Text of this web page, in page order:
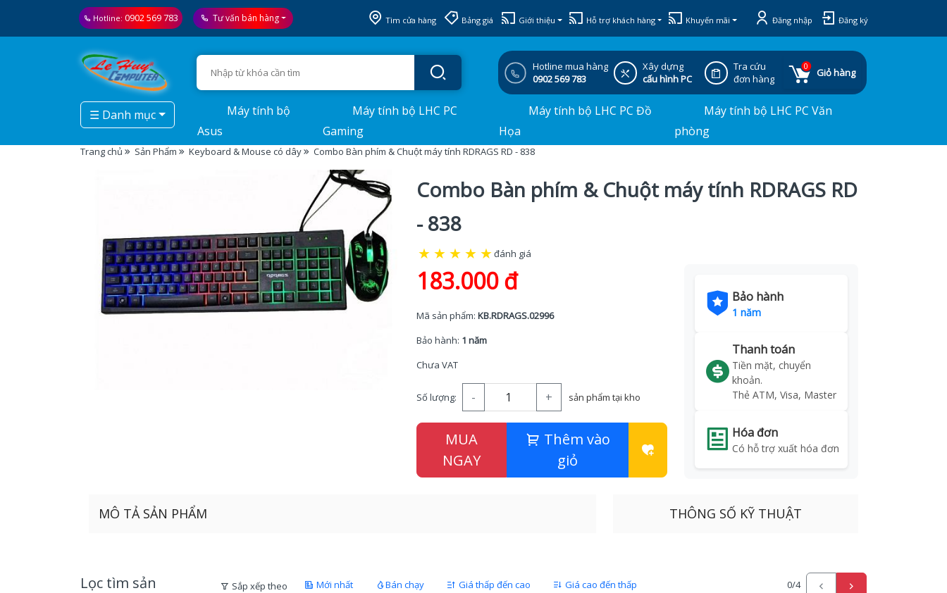
Hotline: 0902 569 783 Tư vấn bán hàng Tìm cửa hàng Bảng giá Giới thiệu Hỗ trợ khách hàng Khuyến mãi Đăng nhập Đăng ký
Hotline mua hàng
0902 569 783
Xây dựng
cấu hình PC
Tra cứu
đơn hàng
0
Giỏ hàng
☰ Danh mục
Máy tính bộ
Asus
Máy tính bộ LHC PC
Gaming
Máy tính bộ LHC PC Đồ
Họa
Máy tính bộ LHC PC Văn
phòng
Trang chủ Sản Phẩm Keyboard & Mouse có dây Combo Bàn phím & Chuột máy tính RDRAGS RD - 838
Combo Bàn phím & Chuột máy tính RDRAGS RD
- 838
★ ★ ★ ★ ★đánh giá
183.000 đ
Mã sản phẩm: KB.RDRAGS.02996
Bảo hành: 1 năm
Chưa VAT
Số lượng: - + sản phẩm tại kho
MUA
NGAY
Thêm vào
giỏ
Bảo hành
1 năm
Thanh toán
Tiền mặt, chuyển
khoản.
Thẻ ATM, Visa, Master
Hóa đơn
Có hỗ trợ xuất hóa đơn
MÔ TẢ SẢN PHẨM THÔNG SỐ KỸ THUẬT
Lọc tìm sản
Sắp xếp theo Mới nhất Bán chạy Giá thấp đến cao Giá cao đến thấp 0/4